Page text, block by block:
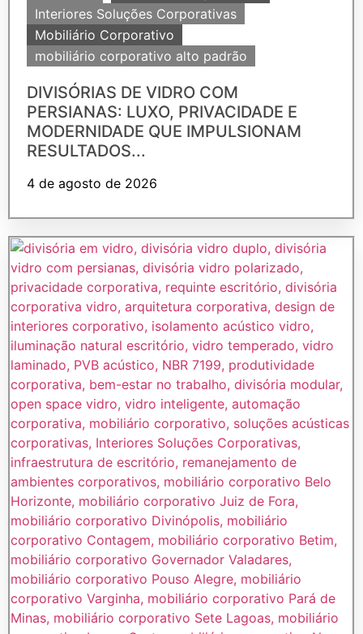
Interiores Soluções Corporativas
Mobiliário Corporativo
mobiliário corporativo alto padrão
DIVISÓRIAS DE VIDRO COM
PERSIANAS: LUXO, PRIVACIDADE E
MODERNIDADE QUE IMPULSIONAM
RESULTADOS...
4 de agosto de 2026